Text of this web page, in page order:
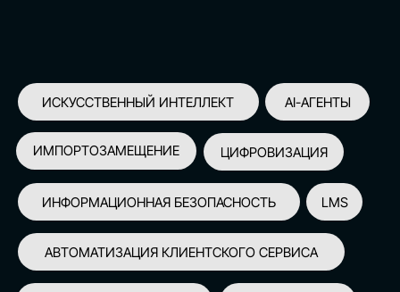
НЕЙРОСЕТИ ДЛЯ БИЗНЕСА
КЭДО АВТОМАТИЗАЦИЯ HR
АВТОМАТИЗАЦИЯ МАРКЕТИНГА И ПРОДАЖ
AI-АССИСТЕНТЫ
СПИКЕРОВ
150+